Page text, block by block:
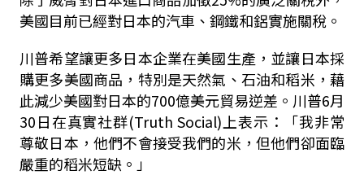
美國目前已經對日本的汽車、鋼鐵和鋁實施關稅。
川普希望讓更多日本企業在美國生產，並讓日本採
購更多美國商品，特別是天然氣、石油和稻米，藉
此減少美國對日本的700億美元貿易逆差。川普6月
30日在真實社群(Truth Social)上表示：「我非常
尊敬日本，他們不會接受我們的米，但他們卻面臨
嚴重的稻米短缺。」